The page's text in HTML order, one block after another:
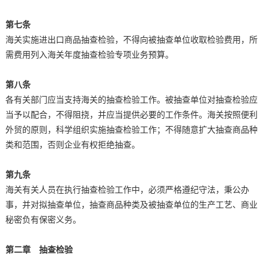
第七条
海关实施进出口商品抽查检验，不得向被抽查单位收取检验费用，所
需费用列入海关年度抽查检验专项业务预算。
第八条
各有关部门应当支持海关的抽查检验工作。被抽查单位对抽查检验应
当予以配合，不得阻挠，并应当提供必要的工作条件。海关按照便利
外贸的原则，科学组织实施抽查检验工作；不得随意扩大抽查商品种
类和范围，否则企业有权拒绝抽查。
第九条
海关有关人员在执行抽查检验工作中，必须严格遵纪守法，秉公办
事，并对拟抽查单位，抽查商品种类及被抽查单位的生产工艺、商业
秘密负有保密义务。
第二章 抽查检验